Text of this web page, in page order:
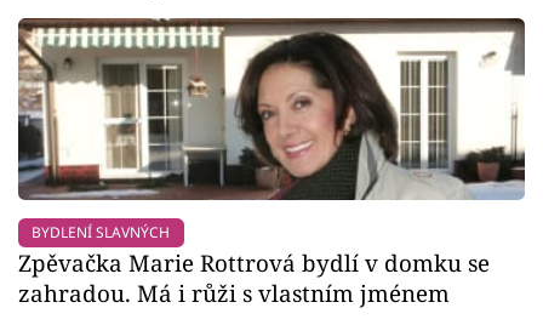
BYDLENÍ SLAVNÝCH
Zpěvačka Marie Rottrová bydlí v domku se
zahradou. Má i růži s vlastním jménem